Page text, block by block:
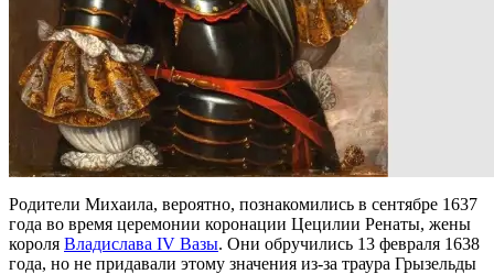
Родители Михаила, вероятно, познакомились в сентябре 1637
года во время церемонии коронации Цецилии Ренаты, жены
короля Владислава IV Вазы. Они обручились 13 февраля 1638
года, но не придавали этому значения из-за траура Грызельды